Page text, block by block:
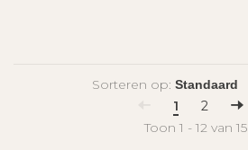
Sorteren op:
1
2
Toon 1 - 12 van 15